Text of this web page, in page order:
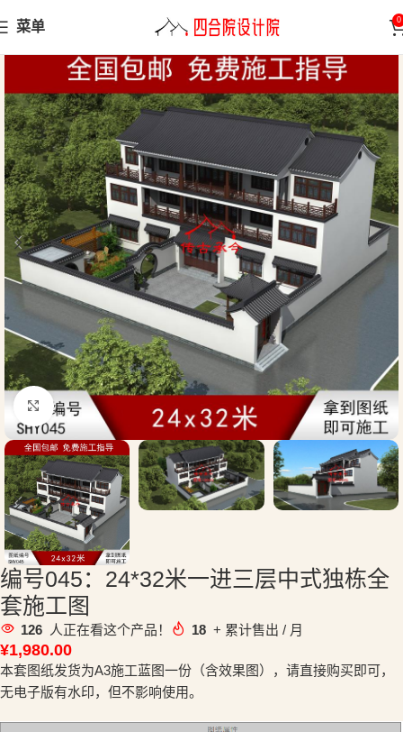
菜单 0
首页 小型合院
点击放大
编号045：24*32米一进三层中式独栋全
套施工图
126 人正在看这个产品！ 18 + 累计售出 / 月
¥1,980.00
本套图纸发货为A3施工蓝图一份（含效果图），请直接购买即可，
无电子版有水印，但不影响使用。